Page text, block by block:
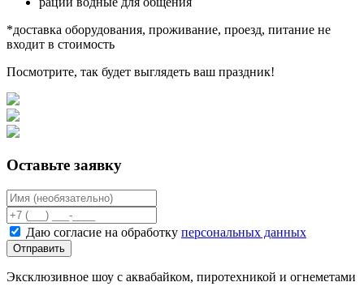
*доставка оборудования, проживание, проезд, питание не
входит в стоимость
Посмотрите, так будет выглядеть ваш праздник!
Оставьте заявку
Даю согласие на обработку персональных данных
Отправить
Эксклюзивное шоу с аквабайком, пиротехникой и огнеметами